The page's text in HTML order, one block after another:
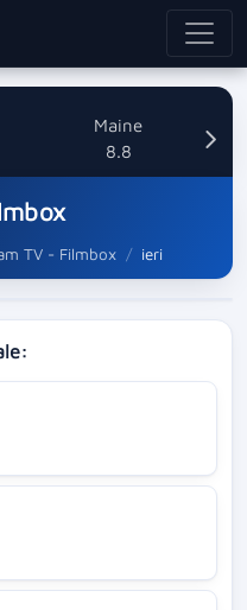
Maine
8.8
TV - Filmbox ieri